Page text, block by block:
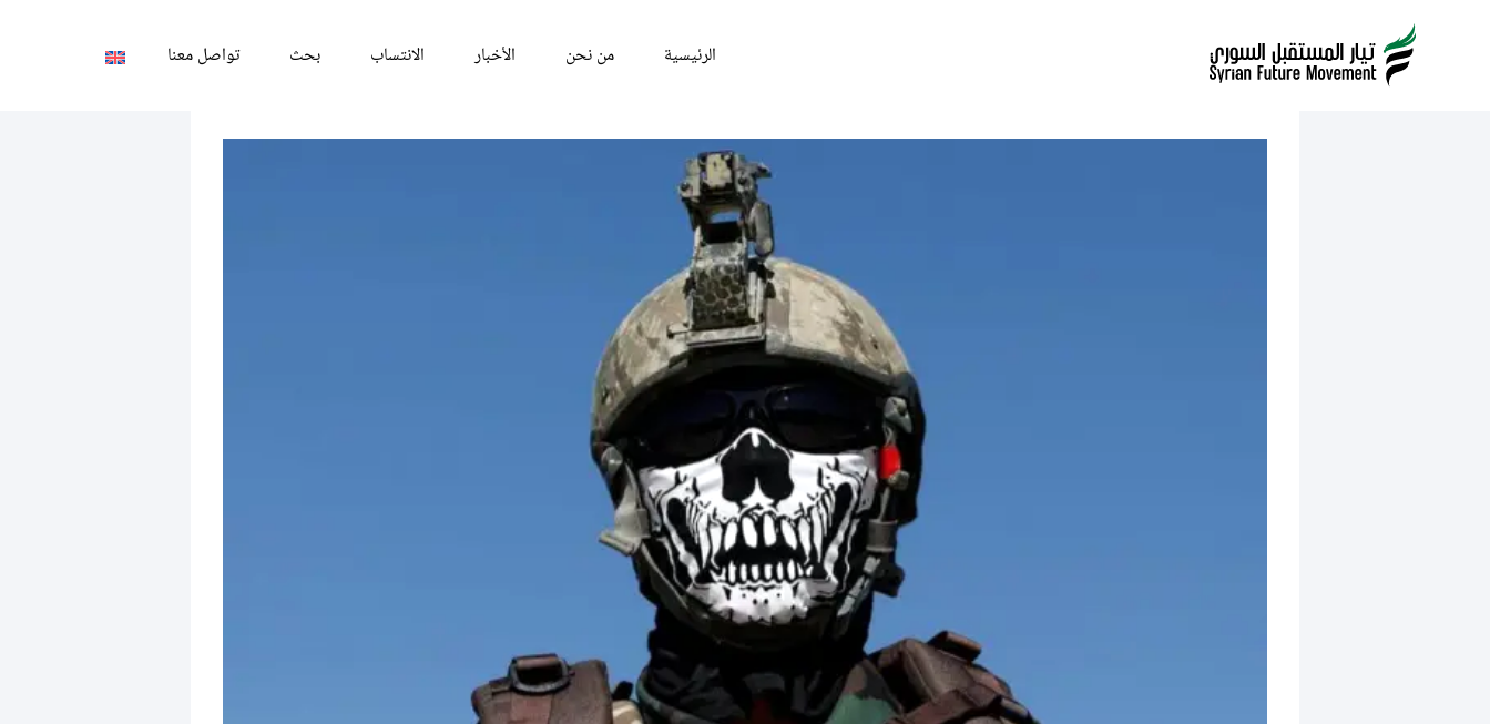
الرئيسية من نحن الأخبار الانتساب بحث تواصل معنا